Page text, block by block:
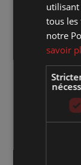
Aménagement
Site web de
Accéder à
utilisant
tous
notre
savoir